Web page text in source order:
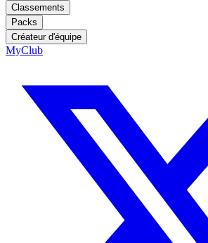
Classements
Packs
Créateur d'équipe
MyClub